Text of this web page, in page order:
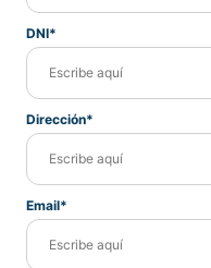
DNI*
Dirección*
Email*